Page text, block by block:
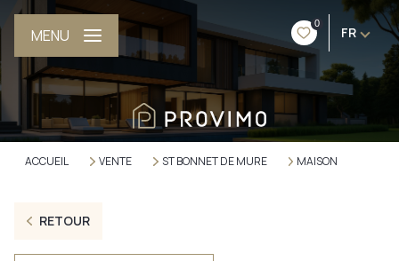
0
FR
MENU
ACCUEIL VENTE ST BONNET DE MURE MAISON
RETOUR